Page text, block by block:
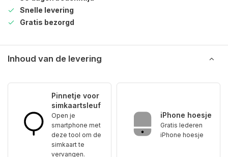
Snelle levering
Gratis bezorgd
Inhoud van de levering
Pinnetje voor
simkaartsleuf
Open je
smartphone met
deze tool om de
simkaart te
vervangen.
iPhone hoesje
Gratis lederen
iPhone hoesje